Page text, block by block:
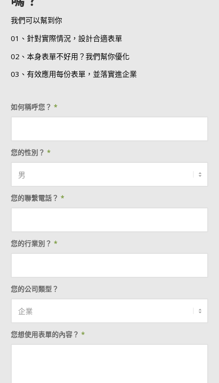
我們可以幫到你
01、針對實際情況，設計合適表單
02、本身表單不好用？我們幫你優化
03、有效應用每份表單，並落實進企業
如何稱呼您？*
您的性別？*
您的聯繫電話？*
您的行業別？*
您的公司類型？
您想使用表單的內容？*